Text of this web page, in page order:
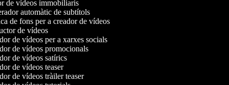
de vídeos immobiliaris
automàtic de subtítols
de fons per a creador de vídeos
de vídeos
de vídeos per a xarxes socials
de vídeos promocionals
de vídeos satírics
de vídeos teaser
de vídeos tràiler teaser